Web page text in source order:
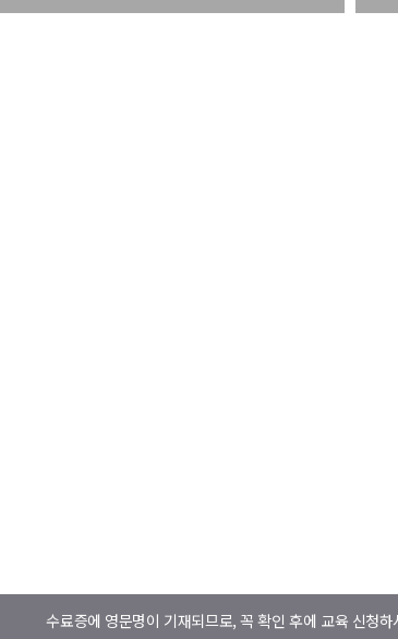
수료증에 영문명이 기재되므로, 꼭 확인 후에 교육 신청하